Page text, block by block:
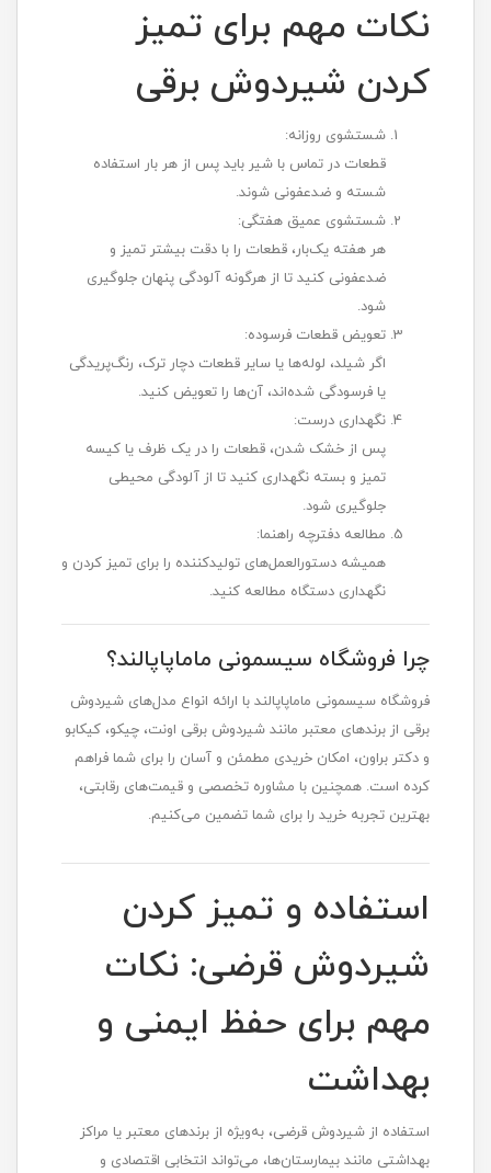
نکات مهم برای تمیز
کردن شیردوش برقی
شستشوی روزانه:
قطعات در تماس با شیر باید پس از هر بار استفاده
شسته و ضدعفونی شوند.
شستشوی عمیق هفتگی:
هر هفته یک‌بار، قطعات را با دقت بیشتر تمیز و
ضدعفونی کنید تا از هرگونه آلودگی پنهان جلوگیری
شود.
تعویض قطعات فرسوده:
اگر شیلد، لوله‌ها یا سایر قطعات دچار ترک، رنگ‌پریدگی
یا فرسودگی شده‌اند، آن‌ها را تعویض کنید.
نگهداری درست:
پس از خشک شدن، قطعات را در یک ظرف یا کیسه
تمیز و بسته نگهداری کنید تا از آلودگی محیطی
جلوگیری شود.
مطالعه دفترچه راهنما:
همیشه دستورالعمل‌های تولیدکننده را برای تمیز کردن و
نگهداری دستگاه مطالعه کنید.
چرا فروشگاه سیسمونی ماماپاپالند؟
فروشگاه سیسمونی ماماپاپالند با ارائه انواع مدل‌های شیردوش
برقی از برندهای معتبر مانند شیردوش برقی اونت، چیکو، کیکابو
و دکتر براون، امکان خریدی مطمئن و آسان را برای شما فراهم
کرده است. همچنین با مشاوره تخصصی و قیمت‌های رقابتی،
بهترین تجربه خرید را برای شما تضمین می‌کنیم.
استفاده و تمیز کردن
شیردوش قرضی: نکات
مهم برای حفظ ایمنی و
بهداشت
استفاده از شیردوش قرضی، به‌ویژه از برندهای معتبر یا مراکز
بهداشتی مانند بیمارستان‌ها، می‌تواند انتخابی اقتصادی و